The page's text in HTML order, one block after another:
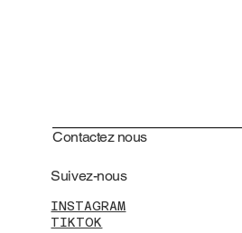
Contactez nous
INSTAGRAM
TIKTOK
Suivez-nous